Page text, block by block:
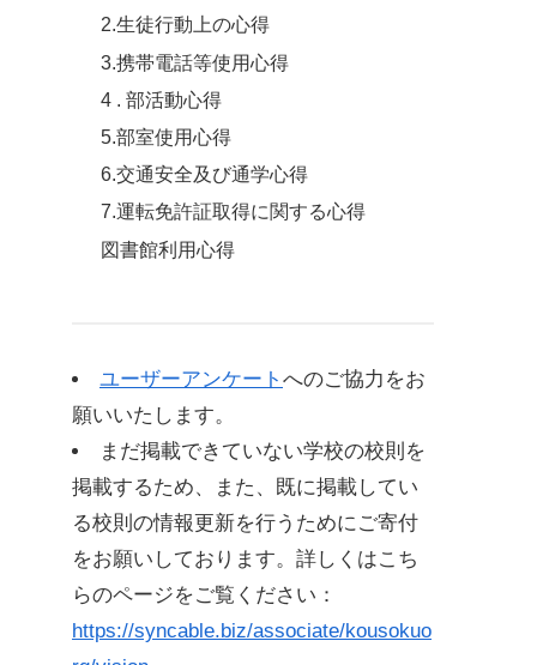
2.生徒行動上の心得
3.携帯電話等使用心得
4 . 部活動心得
5.部室使用心得
6.交通安全及び通学心得
7.運転免許証取得に関する心得
図書館利用心得
ユーザーアンケート へのご協力をお
願いいたします。
まだ掲載できていない学校の校則を
掲載するため、また、既に掲載してい
る校則の情報更新を行うためにご寄付
をお願いしております。詳しくはこち
らのページをご覧ください：
https://syncable.biz/associate/kousokuo